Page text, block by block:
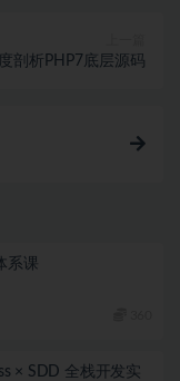
剖析PHP7底层源码
系课
× SDD 全栈开发实